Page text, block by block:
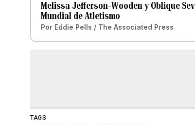
Melissa Jefferson-Wooden y Oblique
Mundial de Atletismo
Por Eddie Pells / The Associated Press
TAGS